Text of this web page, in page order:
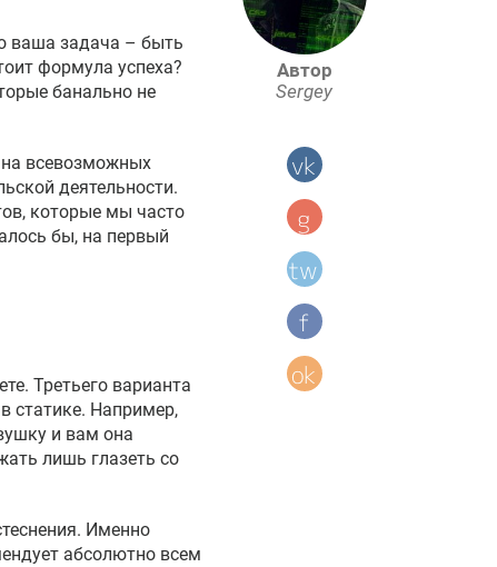
ваша задача – быть
формула успеха?
банально не
всевозможных
деятельности.
которые мы часто
бы, на первый
Третьего варианта
статике. Например,
и вам она
лишь глазеть со
Именно
абсолютно всем
Автор
Sergey